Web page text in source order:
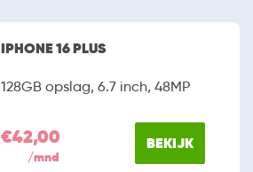
IPHONE 16 PLUS
128GB opslag, 6.7 inch, 48MP
€42,00
/mnd
BEKIJK